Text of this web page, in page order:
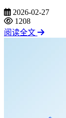
2026-02-27
1208
阅读全文